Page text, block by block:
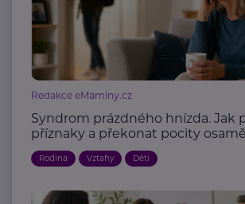
Redakce eMaminy.cz
Syndrom prázdného hnízda. Jak
příznaky a překonat pocity
Rodina Vztahy Děti